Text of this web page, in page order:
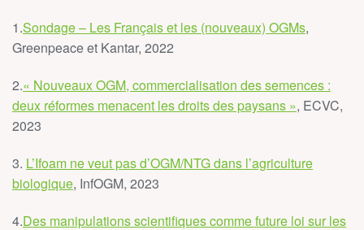
1.Sondage – Les Français et les (nouveaux) OGMs,
Greenpeace et Kantar, 2022
2.« Nouveaux OGM, commercialisation des semences :
deux réformes menacent les droits des paysans », ECVC,
2023
3. L’Ifoam ne veut pas d’OGM/NTG dans l’agriculture
biologique, InfOGM, 2023
4.Des manipulations scientifiques comme future loi sur les